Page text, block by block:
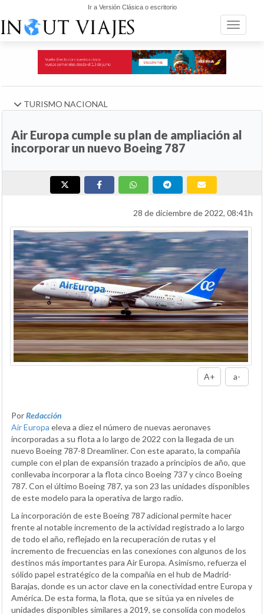
Ir a Versión Clásica o escritorio
Toggle
TURISMO NACIONAL
Air Europa cumple su plan de ampliación al
incorporar un nuevo Boeing 787
28 de diciembre de 2022, 08:41h
A+ a-
PorRedacción
Air Europa eleva a diez el número de nuevas aeronaves
incorporadas a su flota a lo largo de 2022 con la llegada de un
nuevo Boeing 787-8 Dreamliner. Con este aparato, la compañía
cumple con el plan de expansión trazado a principios de año, que
conllevaba incorporar a la flota cinco Boeing 737 y cinco Boeing
787. Con el último Boeing 787, ya son 23 las unidades disponibles
de este modelo para la operativa de largo radio.
La incorporación de este Boeing 787 adicional permite hacer
frente al notable incremento de la actividad registrado a lo largo
de todo el año, reflejado en la recuperación de rutas y el
incremento de frecuencias en las conexiones con algunos de los
destinos más importantes para Air Europa. Asimismo, refuerza el
sólido papel estratégico de la compañía en el hub de Madrid-
Barajas, donde es un actor clave en la conectividad entre Europa y
América. De esta forma, la flota, que se sitúa ya en niveles de
unidades disponibles similares a 2019, se consolida con modelos